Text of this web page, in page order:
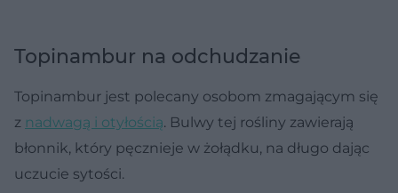
Topinambur na odchudzanie
Topinambur jest polecany osobom zmagającym się
z nadwagą i otyłością. Bulwy tej rośliny zawierają
błonnik, który pęcznieje w żołądku, na długo dając
uczucie sytości.